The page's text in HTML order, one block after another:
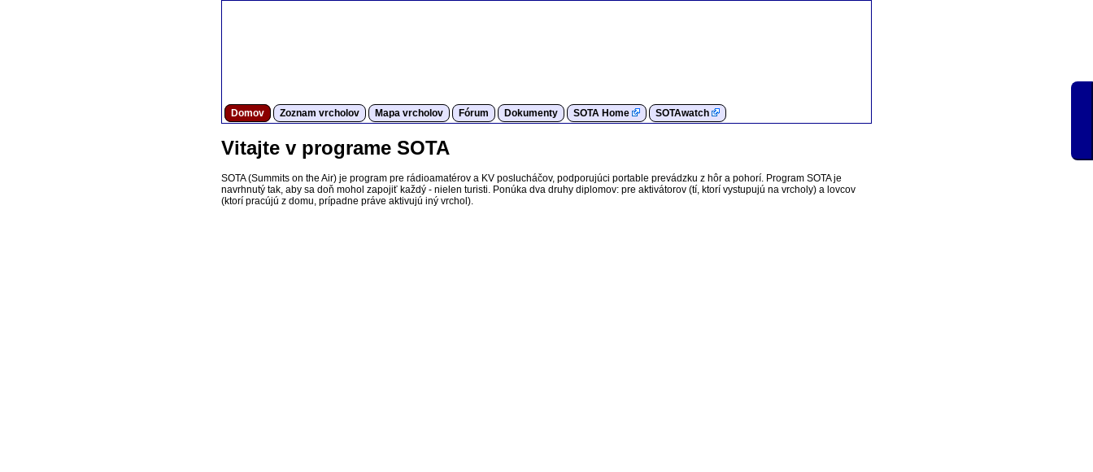
Domov Zoznam vrcholov Mapa vrcholov Fórum Dokumenty SOTA Home SOTAwatch
Vitajte v programe SOTA
SOTA (Summits on the Air) je program pre rádioamatérov a KV poslucháčov, podporujúci portable prevádzku z hôr a pohorí. Program SOTA je
navrhnutý tak, aby sa doň mohol zapojiť každý - nielen turisti. Ponúka dva druhy diplomov: pre aktivátorov (tí, ktorí vystupujú na vrcholy) a lovcov
(ktorí pracújú z domu, prípadne práve aktivujú iný vrchol).